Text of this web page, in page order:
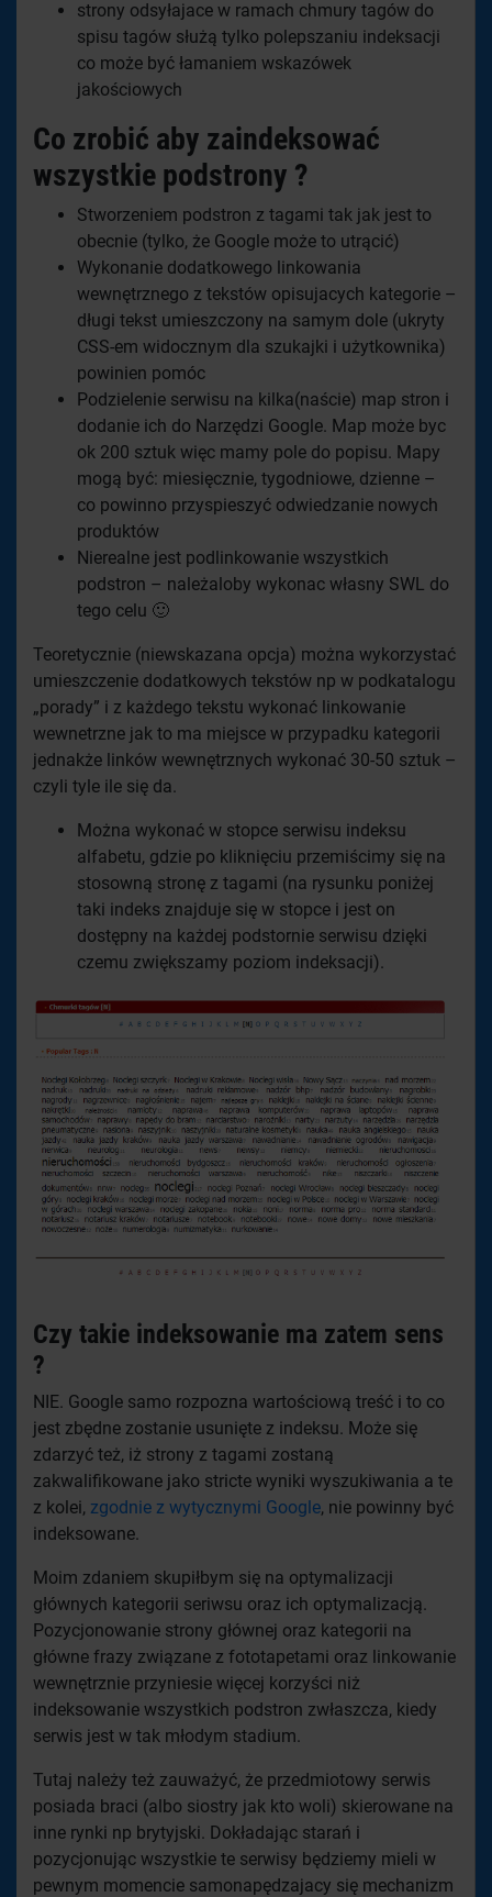
strony odsyłajace w ramach chmury tagów do
spisu tagów służą tylko polepszaniu indeksacji
co może być łamaniem wskazówek
jakościowych
Co zrobić aby zaindeksować
wszystkie podstrony ?
Stworzeniem podstron z tagami tak jak jest to
obecnie (tylko, że Google może to utrącić)
Wykonanie dodatkowego linkowania
wewnętrznego z tekstów opisujacych kategorie –
długi tekst umieszczony na samym dole (ukryty
CSS-em widocznym dla szukajki i użytkownika)
powinien pomóc
Podzielenie serwisu na kilka(naście) map stron i
dodanie ich do Narzędzi Google. Map może byc
ok 200 sztuk więc mamy pole do popisu. Mapy
mogą być: miesięcznie, tygodniowe, dzienne –
co powinno przyspieszyć odwiedzanie nowych
produktów
Nierealne jest podlinkowanie wszystkich
podstron – należaloby wykonac własny SWL do
tego celu 🙂
Teoretycznie (niewskazana opcja) można wykorzystać
umieszczenie dodatkowych tekstów np w podkatalogu
„porady” i z każdego tekstu wykonać linkowanie
wewnetrzne jak to ma miejsce w przypadku kategorii
jednakże linków wewnętrznych wykonać 30-50 sztuk –
czyli tyle ile się da.
Można wykonać w stopce serwisu indeksu
alfabetu, gdzie po kliknięciu przemiścimy się na
stosowną stronę z tagami (na rysunku poniżej
taki indeks znajduje się w stopce i jest on
dostępny na każdej podstornie serwisu dzięki
czemu zwiększamy poziom indeksacji).
Czy takie indeksowanie ma zatem sens
?
NIE. Google samo rozpozna wartościową treść i to co
jest zbędne zostanie usunięte z indeksu. Może się
zdarzyć też, iż strony z tagami zostaną
zakwalifikowane jako stricte wyniki wyszukiwania a te
z kolei, zgodnie z wytycznymi Google, nie powinny być
indeksowane.
Moim zdaniem skupiłbym się na optymalizacji
głównych kategorii seriwsu oraz ich optymalizacją.
Pozycjonowanie strony głównej oraz kategorii na
główne frazy związane z fototapetami oraz linkowanie
wewnętrznie przyniesie więcej korzyści niż
indeksowanie wszystkich podstron zwłaszcza, kiedy
serwis jest w tak młodym stadium.
Tutaj należy też zauważyć, że przedmiotowy serwis
posiada braci (albo siostry jak kto woli) skierowane na
inne rynki np brytyjski. Dokładając starań i
pozycjonując wszystkie te serwisy będziemy mieli w
pewnym momencie samonapędzajacy się mechanizm